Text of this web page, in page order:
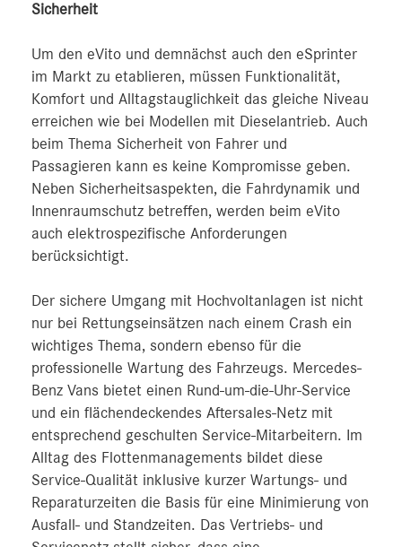
Sicherheit
Um den eVito und demnächst auch den eSprinter
im Markt zu etablieren, müssen Funktionalität,
Komfort und Alltagstauglichkeit das gleiche Niveau
erreichen wie bei Modellen mit Dieselantrieb. Auch
beim Thema Sicherheit von Fahrer und
Passagieren kann es keine Kompromisse geben.
Neben Sicherheitsaspekten, die Fahrdynamik und
Innenraumschutz betreffen, werden beim eVito
auch elektrospezifische Anforderungen
berücksichtigt.
Der sichere Umgang mit Hochvoltanlagen ist nicht
nur bei Rettungseinsätzen nach einem Crash ein
wichtiges Thema, sondern ebenso für die
professionelle Wartung des Fahrzeugs. Mercedes-
Benz Vans bietet einen Rund-um-die-Uhr-Service
und ein flächendeckendes Aftersales-Netz mit
entsprechend geschulten Service-Mitarbeitern. Im
Alltag des Flottenmanagements bildet diese
Service-Qualität inklusive kurzer Wartungs- und
Reparaturzeiten die Basis für eine Minimierung von
Ausfall- und Standzeiten. Das Vertriebs- und